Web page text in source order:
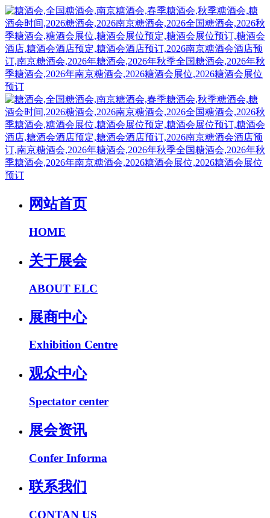
网站首页
HOME
关于展会
ABOUT ELC
展商中心
Exhibition Centre
观众中心
Spectator center
展会资讯
Confer Informa
联系我们
CONTAN US